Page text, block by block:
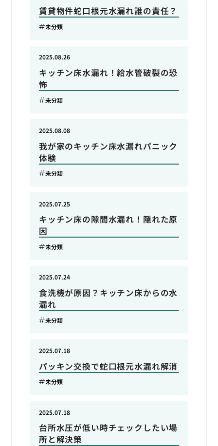
賃貸物件蛇口根元水漏れ誰の責任？
未分類
キッチン床水漏れ！給水管破裂の恐
怖
2025.08.26
未分類
我が家のキッチン床水漏れパニック
体験
2025.08.08
未分類
キッチン床の隙間水漏れ！隠れた原
因
2025.07.25
未分類
食洗機が原因？キッチン床からの水
漏れ
2025.07.24
未分類
パッキン交換で蛇口根元水漏れ解消
2025.07.18
未分類
台所水圧が低い時チェックしたい場
所と解決策
2025.07.18